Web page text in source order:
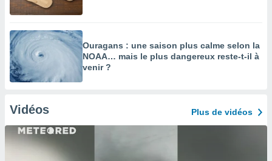
Ouragans : une saison plus calme selon la
NOAA… mais le plus dangereux reste-t-il à
venir ?
Vidéos Plus de vidéos